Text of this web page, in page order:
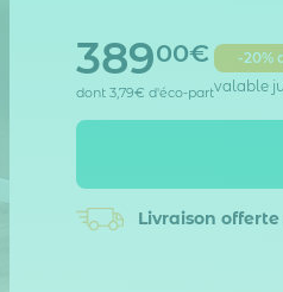
38900€
dont 3,79€ d'éco-part
-20%
valable
Livraison offerte